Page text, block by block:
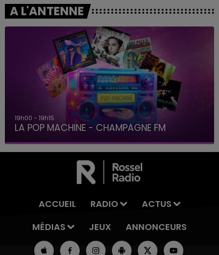
A L'ANTENNE
19h15 - 20h00
LA RADIO POP
ACCUEIL RADIO
ACTUS
MÉDIAS
JEUX ANNONCEURS